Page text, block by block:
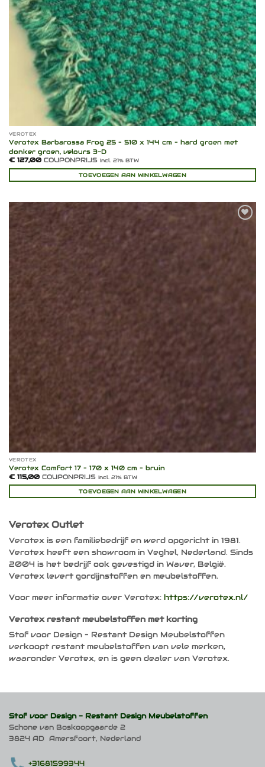
VEROTEX
Verotex Barbarossa Frog 25 – 510 x 144 cm – hard groen met
donker groen, velours 3-D
€127,00COUPONPRIJS Incl. 21% BTW
TOEVOEGEN AAN WINKELWAGEN
VEROTEX
Verotex Comfort 17 – 170 x 140 cm – bruin
€115,00COUPONPRIJS Incl. 21% BTW
TOEVOEGEN AAN WINKELWAGEN
Verotex Outlet
Verotex is een familiebedrijf en werd opgericht in 1981.
Verotex heeft een showroom in Veghel, Nederland. Sinds
2004 is het bedrijf ook gevestigd in Waver, België.
Verotex levert gordijnstoffen en meubelstoffen.
Voor meer informatie over Verotex: https://verotex.nl/
Verotex restant meubelstoffen met korting
Stof voor Design – Restant Design Meubelstoffen
verkoopt restant meubelstoffen van vele merken,
waaronder Verotex, en is geen dealer van Verotex.
Stof voor Design - Restant Design Meubelstoffen
Schone van Boskoopgaarde 2
3824 AD Amersfoort, Nederland
+31681599344